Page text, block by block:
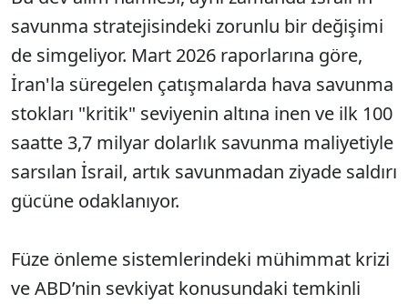
savunma stratejisindeki zorunlu bir değişimi
de simgeliyor. Mart 2026 raporlarına göre,
İran'la süregelen çatışmalarda hava savunma
stokları "kritik" seviyenin altına inen ve ilk 100
saatte 3,7 milyar dolarlık savunma maliyetiyle
sarsılan İsrail, artık savunmadan ziyade saldırı
gücüne odaklanıyor.
Füze önleme sistemlerindeki mühimmat krizi
ve ABD’nin sevkiyat konusundaki temkinli